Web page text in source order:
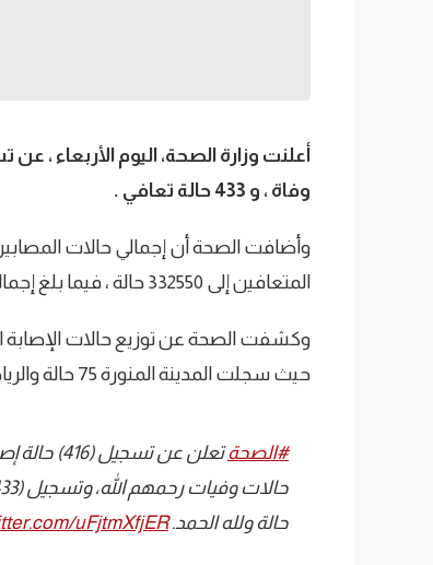
وفاة ، و 433 حالة تعافي .
المتعافين إلى 332550 حالة ، فيما بلغ إجمالي الوفيات 5348 حالة وفاة .
وكشفت الصحة عن توزيع حالات الإصابة
حيث سجلت المدينة المنورة 75 حالة والرياض 49 ومكة المكرمة 47 .
#الصحة⁩ تعلن عن تسجيل (416) حالة إصابة جديدة بفيروس ⁧
حالة ولله الحمد.uFjtmXfjER